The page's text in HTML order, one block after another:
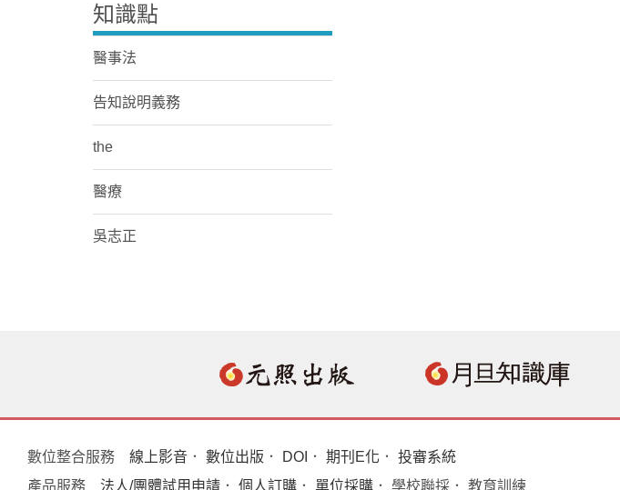
知識點
醫事法
告知說明義務
the
醫療
吳志正
數位整合服務 線上影音 ． 數位出版 ． DOI ． 期刊E化 ． 投審系統
產品服務
法人/團體試用申請 ． 個人訂購 ． 單位採購 ． 學校聯採． 教育訓練